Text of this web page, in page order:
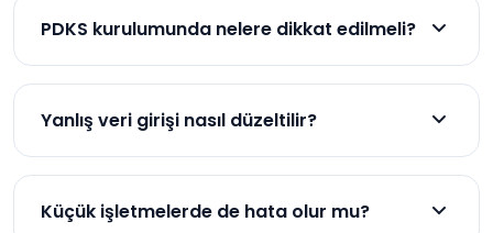
PDKS kurulumunda nelere dikkat edilmeli?
Altyapı uygunluğu, donanım seçimi ve uzman
Yanlış veri girişi nasıl düzeltilir?
Düzenli denetim ve yazılım kontrolleri ile düzeltilir.
Küçük işletmelerde de hata olur mu?